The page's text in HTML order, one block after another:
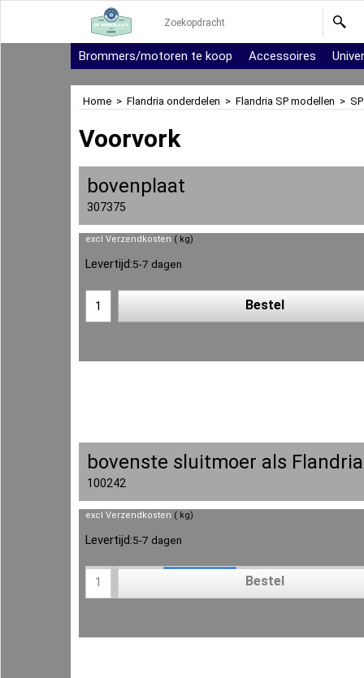
Brommers/motoren te koop Accessoires
Home > Flandria onderdelen > Flandria SP modellen >
Voorvork
bovenplaat
307375
excl Verzendkosten kg
Levertijd:5-7 dagen
Bestel
bovenste sluitmoer als Flandria
100242
excl Verzendkosten kg
Levertijd:5-7 dagen
Bestel